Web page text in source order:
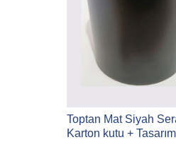
Toptan Mat Siyah
Karton kutu +